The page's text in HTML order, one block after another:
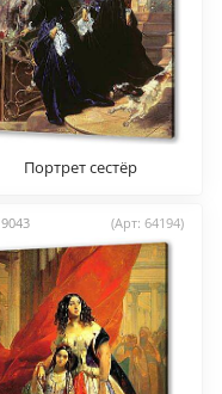
Портрет сестёр
9043 (Арт: 64194)